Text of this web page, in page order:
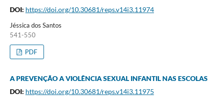
DOI: https://doi.org/10.30681/reps.v14i3.11974
Jéssica dos Santos
541-550
PDF
A PREVENÇÃO A VIOLÊNCIA SEXUAL INFANTIL NAS ESCOLAS
DOI: https://doi.org/10.30681/reps.v14i3.11975